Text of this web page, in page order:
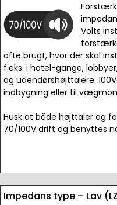
Volts
ofte brugt, hvor der skal
f.eks. i hotel-gange,
og udendørshøjttalere.
indbygning eller til
Husk at både højttaler og
70/100V drift og benyttes
Impedans type – Lav